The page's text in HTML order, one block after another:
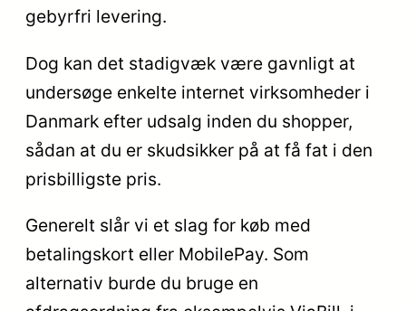
gebyrfri levering.
Dog kan det stadigvæk være gavnligt at
undersøge enkelte internet virksomheder i
Danmark efter udsalg inden du shopper,
sådan at du er skudsikker på at få fat i den
prisbilligste pris.
Generelt slår vi et slag for køb med
betalingskort eller MobilePay. Som
alternativ burde du bruge en